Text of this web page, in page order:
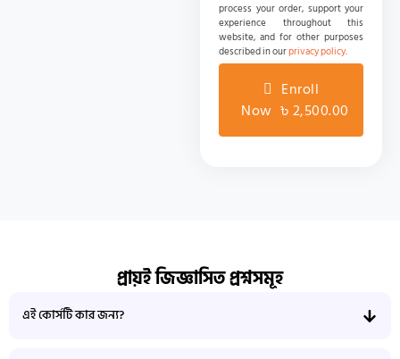
process your order, support your
experience throughout this
website, and for other purposes
described in ourprivacy policy.
Enroll
Now ৳ 2,500.00
প্রায়ই জিজ্ঞাসিত প্রশ্নসমূহ
এই কোর্সটি কার জন্য?